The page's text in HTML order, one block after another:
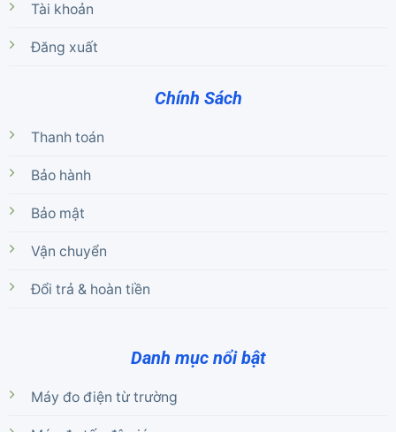
Tài khoản
Đăng xuất
Chính Sách
Thanh toán
Bảo hành
Bảo mật
Vận chuyển
Đổi trả & hoàn tiền
Danh mục nổi bật
Máy đo điện từ trường